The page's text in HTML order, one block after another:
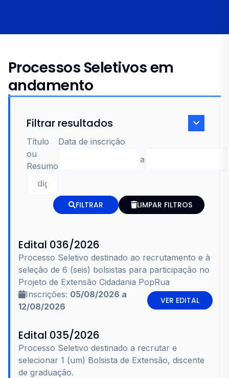
Processos Seletivos em
andamento
Filtrar resultados
Título
ou
Resumo
Data de inscrição
a
FILTRAR LIMPAR FILTROS
Edital 036/2026
Processo Seletivo destinado ao recrutamento e à
seleção de 6 (seis) bolsistas para participação no
Projeto de Extensão Cidadania PopRua
Inscrições: 05/08/2026 a
12/08/2026
VER EDITAL
Edital 035/2026
Processo Seletivo destinado a recrutar e
selecionar 1 (um) Bolsista de Extensão, discente
de graduação.